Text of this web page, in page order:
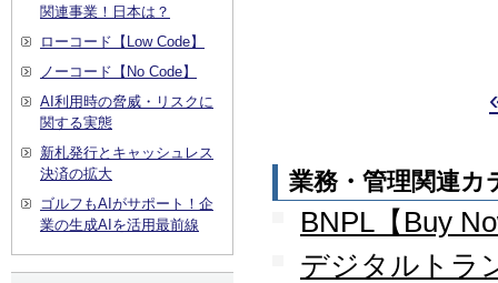
業務・管理関連カ
BNPL【Buy
デジタルトラ
関連事業！日本は？
ローコード【Low Code】
ノーコード【No Code】
AI利用時の脅威・リスクに
関する実態
新札発行とキャッシュレス
決済の拡大
ゴルフもAIがサポート！企
業の生成AIを活用最前線